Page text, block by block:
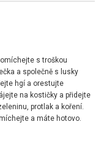
s troškou
a společně s lusky
hgí a orestujte
na kostičky a přidejte
protlak a koření.
a máte hotovo.